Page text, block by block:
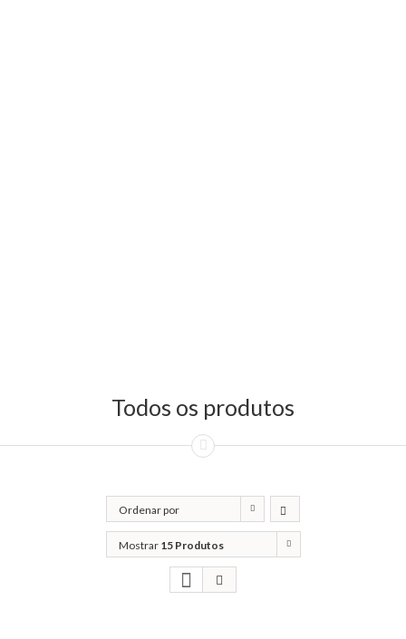
Todos os produtos
Ordenar por
Classificação
Mostrar 15 Produtos